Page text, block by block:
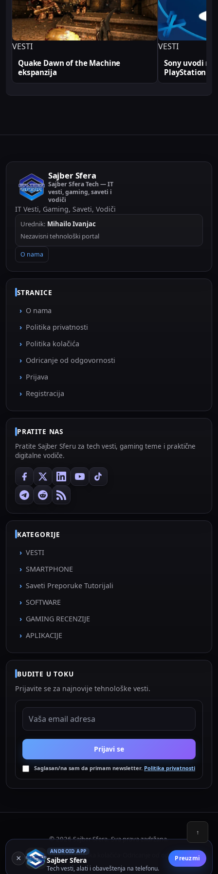
VESTI
Quake Dawn of the Machine
ekspanzija
VESTI
Sony uvodi
PlayStation
Sajber Sfera
Sajber Sfera Tech — IT
vesti, gaming, saveti i
vodiči
IT Vesti, Gaming, Saveti, Vodiči
Urednik: Mihailo Ivanjac
Nezavisni tehnološki portal
O nama
STRANICE
O nama
Politika privatnosti
Politika kolačića
Odricanje od odgovornosti
Prijava
Registracija
PRATITE NAS
Pratite Sajber Sferu za tech vesti, gaming teme i praktične
digitalne vodiče.
KATEGORIJE
VESTI
SMARTPHONE
Saveti Preporuke Tutorijali
SOFTWARE
GAMING RECENZIJE
APLIKACIJE
BUDITE U TOKU
Prijavite se za najnovije tehnološke vesti.
EMAIL ADRESA
Prijavi se
Saglasan/na sam da primam newsletter. Politika privatnosti
© 2026 Sajber Sfera. Sva prava zadržana.
Politika privatnosti•Politika kolačića Odricanje od odgovornosti
×
ANDROID APP
Sajber Sfera
Tech vesti, alati i obaveštenja na telefonu.
Preuzmi
↑